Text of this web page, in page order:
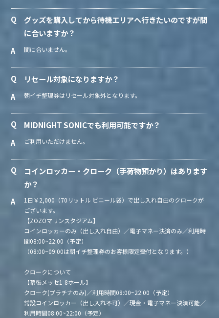
グッズを購入してから待機エリアへ行きたいのですが間
に合いますか？
間に合いません。
リセール対象になりますか？
朝イチ整理券はリセール対象外となります。
MIDNIGHT SONICでも利用可能ですか？
ご利用いただけません。
コインロッカー・クローク（手荷物預かり）はあります
か？
1日￥2,000（70リットル ビニール袋）で出し入れ自由のクロークが
ございます。
【ZOZOマリンスタジアム】
コインロッカーのみ（出し入れ自由）／電子マネー決済のみ／利用時
間08:00~22:00（予定）
（08:00~09:00は朝イチ整理券のお客様限定受付となります。）
クロークについて
【幕張メッセ1-8ホール】
クローク(プラチナのみ)／利用時間08:00~22:00（予定）
常設コインロッカー（出し入れ不可）／現金・電子マネー決済可能／
利用時間08:00~22:00（予定）